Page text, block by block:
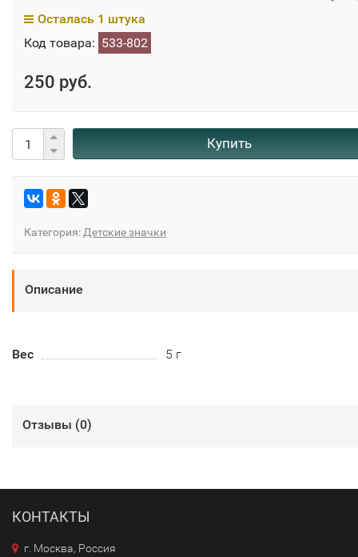
Осталась 1 штука
Код товара: 533-802
250 руб.
Купить
Категория: Детские значки
Описание
Вес 5 г
Отзывы (0)
КОНТАКТЫ
г. Москва, Россия